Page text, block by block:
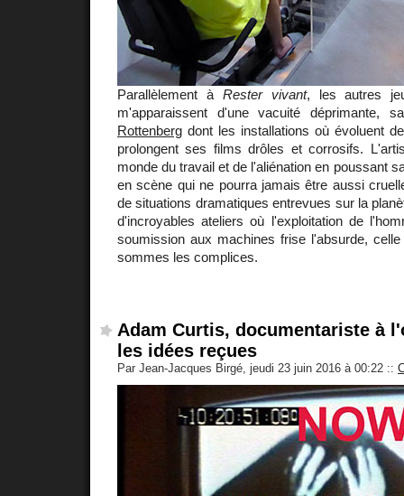
Parallèlement à Rester vivant, les autres
m'apparaissent d'une vacuité déprimante,
Rottenberg dont les installations où évoluent
prolongent ses films drôles et corrosifs.
monde du travail et de l'aliénation en poussant
en scène qui ne pourra jamais être aussi
de situations dramatiques entrevues sur la
d'incroyables ateliers où l'exploitation de
soumission aux machines frise l'absurde,
sommes les complices.
Adam Curtis, documentariste à
les idées reçues
Par Jean-Jacques Birgé, jeudi 23 juin 2016 à 00:22 ::